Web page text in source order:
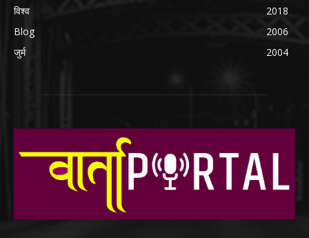
विश्व
2018
Blog
2006
जुर्म
2004